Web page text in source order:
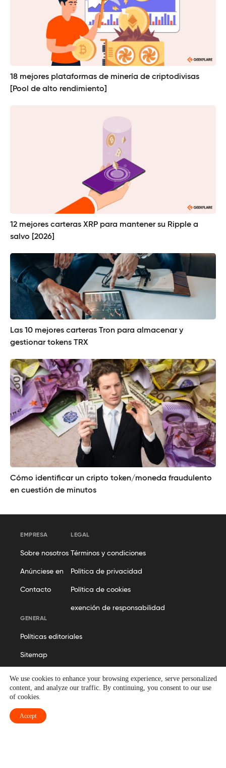
18 mejores plataformas de minería de criptodivisas
[Pool de alto rendimiento]
12 mejores carteras XRP para mantener su Ripple a
salvo [2026]
Las 10 mejores carteras Tron para almacenar y
gestionar tokens TRX
Cómo identificar un cripto token/moneda fraudulento
en cuestión de minutos
EMPRESA
Sobre nosotros
Anúnciese en
Contacto
LEGAL
Términos y condiciones
Política de privacidad
Política de cookies
exención de responsabilidad
GENERAL
Políticas editoriales
Sitemap
© Geekflare
We use cookies to enhance your browsing experience, serve personalized
content, and analyze our traffic. By continuing, you consent to our use
of cookies.
Accept